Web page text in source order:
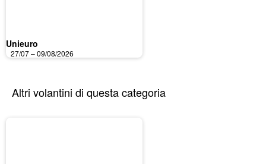
Unieuro
27/07 – 09/08/2026
Altri volantini di questa categoria